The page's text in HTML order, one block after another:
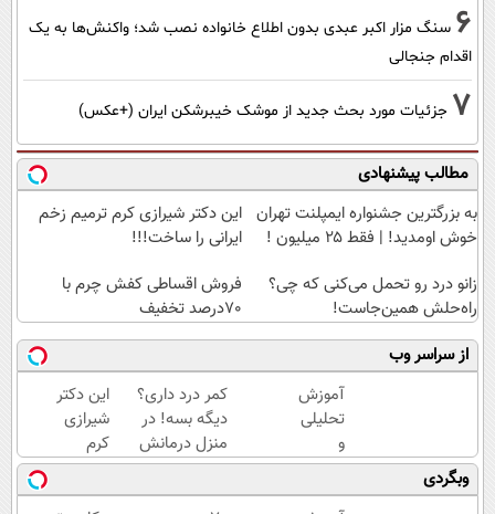
6 سنگ مزار اکبر عبدی بدون اطلاع خانواده نصب شد؛ واکنش‌ها به یک
اقدام جنجالی
7 جزئیات مورد بحث جدید از موشک خیبرشکن ایران (+عکس)
مطالب پیشنهادی
به بزرگترین جشنواره ایمپلنت تهران
خوش اومدید! | فقط ۲۵ میلیون !
این دکتر شیرازی کرم ترمیم زخم
ایرانی را ساخت!!!
زانو درد رو تحمل می‌کنی که چی؟
راه‌حلش همین‌جاست!
فروش اقساطی کفش چرم با
70درصد تخفیف
از سراسر وب
آموزش
تحلیلی
و
کاربردی
درباره
کمر درد داری؟
دیگه بسه! در
منزل درمانش
کن
(◀پرسش‌نامه)
این دکتر
شیرازی
کرم
ترمیم
زخم
وبگردی